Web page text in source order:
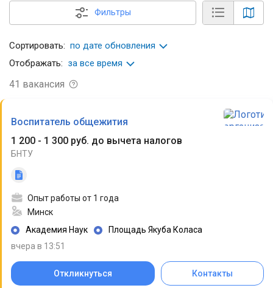
Фильтры
Сортировать: по дате обновления
Отображать: за все время
41 вакансия
Воспитатель общежития
1 200 - 1 300 руб. до вычета налогов
БНТУ
Опыт работы от 1 года
Минск
Академия Наук
Площадь Якуба Коласа
вчера в 13:51
Откликнуться Контакты